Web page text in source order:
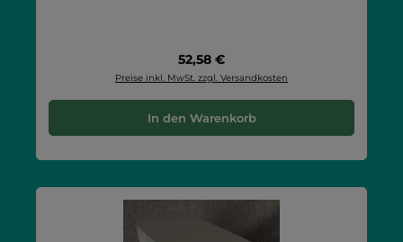
Regulärer Preis:
52,58 €
Preise inkl. MwSt. zzgl. Versandkosten
In den Warenkorb